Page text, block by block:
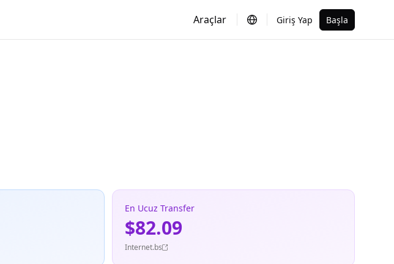
Araçlar Giriş Yap Başla
En Ucuz Transfer
$82.09
Internet.bs